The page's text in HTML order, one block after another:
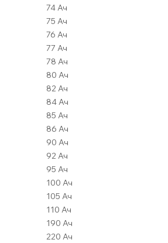
74 Ач
75 Ач
76 Ач
77 Ач
78 Ач
80 Ач
82 Ач
84 Ач
85 Ач
86 Ач
90 Ач
92 Ач
95 Ач
100 Ач
105 Ач
110 Ач
190 Ач
220 Ач